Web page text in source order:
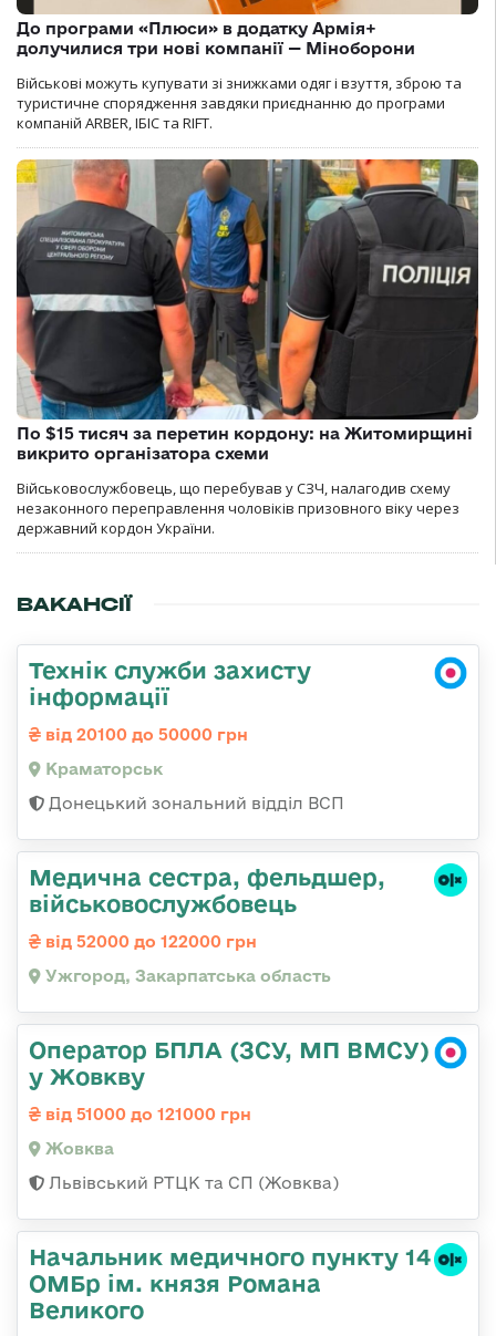
До програми «Плюси» в додатку Армія+
долучилися три нові компанії — Міноборони
Військові можуть купувати зі знижками одяг і взуття, зброю та
туристичне спорядження завдяки приєднанню до програми
компаній ARBER, ІБІС та RIFT.
По $15 тисяч за перетин кордону: на Житомирщині
викрито організатора схеми
Військовослужбовець, що перебував у СЗЧ, налагодив схему
незаконного переправлення чоловіків призовного віку через
державний кордон України.
ВАКАНСІЇ
Технік служби захисту
інформації
від 20100 до 50000 грн
Краматорськ
Донецький зональний відділ ВСП
Медична сестра, фельдшер,
військовослужбовець
від 52000 до 122000 грн
Ужгород, Закарпатська область
Оператор БПЛА (ЗСУ, МП ВМСУ)
у Жовкву
від 51000 до 121000 грн
Жовква
Львівський РТЦК та СП (Жовква)
Начальник медичного пункту 14
ОМБр ім. князя Романа
Великого